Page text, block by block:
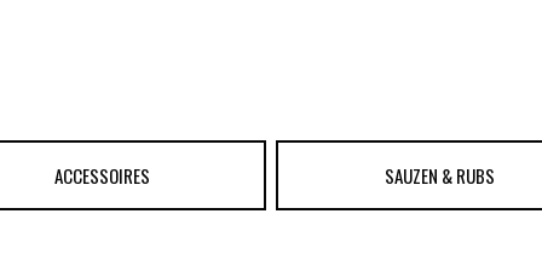
ACCESSOIRES SAUZEN & RUBS